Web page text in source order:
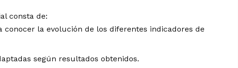
consta de:
conocer la evolución de los diferentes indicadores de
según resultados obtenidos.